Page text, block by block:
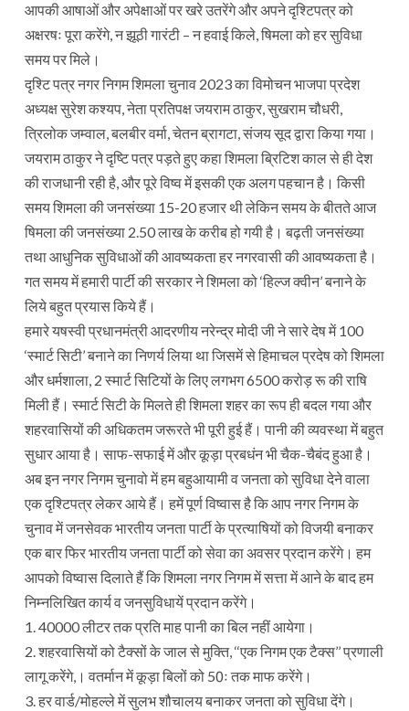
आपकी आषाओं और अपेक्षाओं पर खरे उतरेंगे और अपने दृश्टिपत्र को
अक्षरषः पूरा करेंगे, न झूठी गारंटी – न हवाई किले, षिमला को हर सुविधा
समय पर मिले।
दृश्टि पत्र नगर निगम शिमला चुनाव 2023 का विमोचन भाजपा प्रदेश
अध्यक्ष सुरेश कश्यप, नेता प्रतिपक्ष जयराम ठाकुर, सुखराम चौधरी,
त्रिलोक जम्वाल, बलबीर वर्मा, चेतन ब्रागटा, संजय सूद द्वारा किया गया।
जयराम ठाकुर ने दृष्टि पत्र पड़ते हुए कहा शिमला ब्रिटिश काल से ही देश
की राजधानी रही है, और पूरे विष्व में इसकी एक अलग पहचान है। किसी
समय शिमला की जनसंख्या 15-20 हजार थी लेकिन समय के बीतते आज
षिमला की जनसंख्या 2.50 लाख के करीब हो गयी है। बढ़ती जनसंख्या
तथा आधुनिक सुविधाओं की आवष्यकता हर नगरवासी की आवष्यकता है।
गत समय में हमारी पार्टी की सरकार ने शिमला को ‘हिल्ज क्वीन’ बनाने के
लिये बहुत प्रयास किये हैं।
हमारे यषस्वी प्रधानमंत्री आदरणीय नरेन्द्र मोदी जी ने सारे देष में 100
‘स्मार्ट सिटी’ बनाने का निणर्य लिया था जिसमें से हिमाचल प्रदेष को शिमला
और धर्मशाला, 2 स्मार्ट सिटियों के लिए लगभग 6500 करोड़ रू की राषि
मिली हैं। स्मार्ट सिटी के मिलते ही शिमला शहर का रूप ही बदल गया और
शहरवासियों की अधिकतम जरूरते भी पूरी हुई हैं। पानी की व्यवस्था में बहुत
सुधार आया है। साफ-सफाई में और कूड़ा प्रबधंन भी चैक-चैबंद हुआ है।
अब इन नगर निगम चुनावो में हम बहुआयामी व जनता को सुविधा देने वाला
एक दृश्टिपत्र लेकर आये हैं। हमें पूर्ण विष्वास है कि आप नगर निगम के
चुनाव में जनसेवक भारतीय जनता पार्टी के प्रत्याषियों को विजयी बनाकर
एक बार फिर भारतीय जनता पार्टी को सेवा का अवसर प्रदान करेंगे। हम
आपको विष्वास दिलाते हैं कि शिमला नगर निगम में सत्ता में आने के बाद हम
निम्नलिखित कार्य व जनसुविधायें प्रदान करेंगे।
1. 40000 लीटर तक प्रति माह पानी का बिल नहीं आयेगा।
2. शहरवासियों को टैक्सों के जाल से मुक्ति, ‘‘एक निगम एक टैक्स’’ प्रणाली
लागू करेंगे,। वतर्मान में कूड़ा बिलों को 50ः तक माफ करेंगे।
3. हर वार्ड/मोहल्ले में सुलभ शौचालय बनाकर जनता को सुविधा देंगे।